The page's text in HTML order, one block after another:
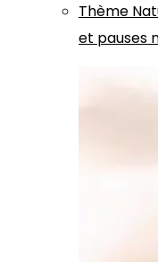
Thème
et pauses